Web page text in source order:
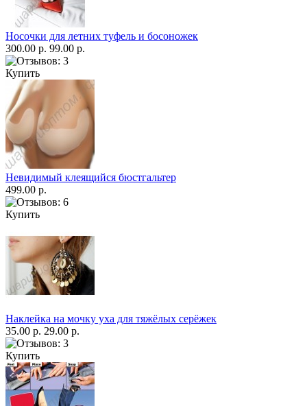
Носочки для летних туфель и босоножек
300.00 р. 99.00 р.
Купить
Невидимый клеящийся бюстгальтер
499.00 р.
Купить
Наклейка на мочку уха для тяжёлых серёжек
35.00 р. 29.00 р.
Купить